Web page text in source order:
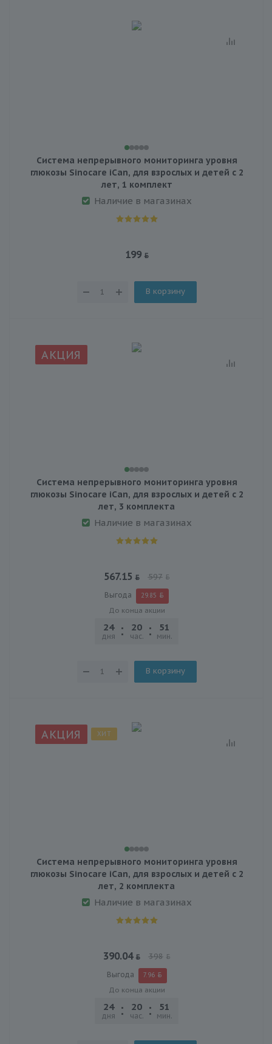
Система непрерывного мониторинга уровня
глюкозы Sinocare iCan, для взрослых и детей с 2
лет, 1 комплект
Наличие в магазинах
199
В корзину
АКЦИЯ
Система непрерывного мониторинга уровня
глюкозы Sinocare iCan, для взрослых и детей с 2
лет, 3 комплекта
Наличие в магазинах
567.15 597
Выгода 29.85
До конца акции
24
дня
20
час.
51
мин.
В корзину
АКЦИЯ ХИТ
Система непрерывного мониторинга уровня
глюкозы Sinocare iCan, для взрослых и детей с 2
лет, 2 комплекта
Наличие в магазинах
390.04 398
Выгода 7.96
До конца акции
24
дня
20
час.
51
мин.